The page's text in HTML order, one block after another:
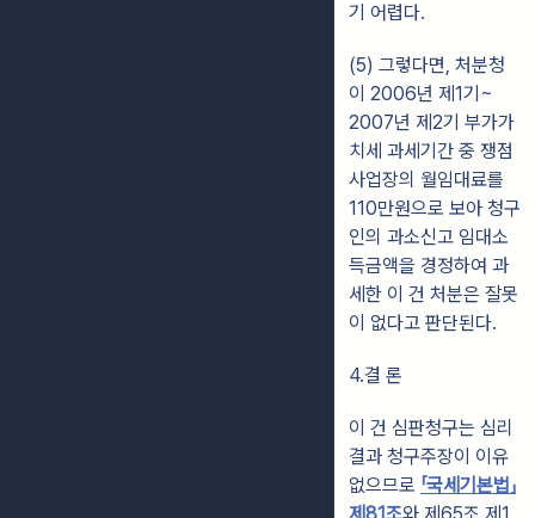
기 어렵다.
(5) 그렇다면, 처분청
이 2006년 제1기~
2007년 제2기 부가가
치세 과세기간 중 쟁점
사업장의 월임대료를
110만원으로 보아 청구
인의 과소신고 임대소
득금액을 경정하여 과
세한 이 건 처분은 잘못
이 없다고 판단된다.
4.결 론
이 건 심판청구는 심리
결과 청구주장이 이유
없으므로 「국세기본법」